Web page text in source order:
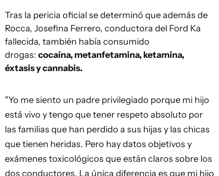
Tras la pericia oficial se determinó que además de
Rocca, Josefina Ferrero, conductora del Ford Ka
fallecida, también había consumido
drogas: cocaína, metanfetamina, ketamina,
éxtasis y cannabis.
"Yo me siento un padre privilegiado porque mi hijo
está vivo y tengo que tener respeto absoluto por
las familias que han perdido a sus hijas y las chicas
que tienen heridas. Pero hay datos objetivos y
exámenes toxicológicos que están claros sobre los
dos conductores. La única diferencia es que mi hijo